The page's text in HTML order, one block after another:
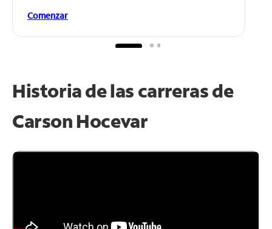
Comenzar
Historia de las carreras de
Carson Hocevar